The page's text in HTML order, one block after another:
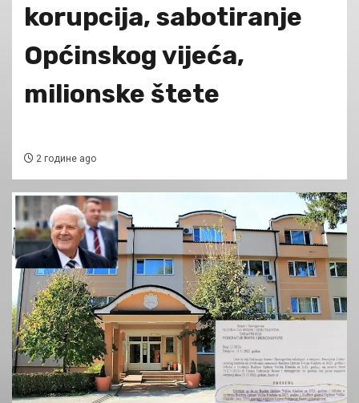
korupcija, sabotiranje
Općinskog vijeća,
milionske štete
2 године ago